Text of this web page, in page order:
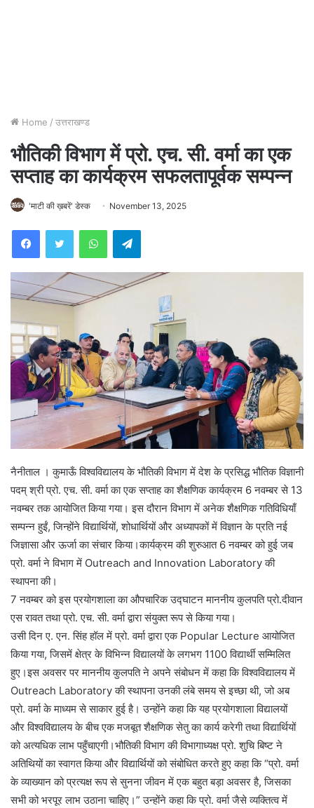
Home / उत्तराखण्ड
भौतिकी विभाग में प्रो. एच. सी. वर्मा का एक
सप्ताह का कार्यक्रम सफलतापूर्वक सम्पन्न
'माटी की ख़बरें' डेस्क November 13, 2025
WhatsAppTelegram
नैनीताल । कुमाऊँ विश्वविद्यालय के भौतिकी विभाग में देश के प्रसिद्ध भौतिक विज्ञानी
पदम् श्री प्रो. एच. सी. वर्मा का एक सप्ताह का शैक्षणिक कार्यक्रम 6 नवम्बर से 13
नवम्बर तक आयोजित किया गया। इस दौरान विभाग में अनेक शैक्षणिक गतिविधियाँ
सम्पन्न हुईं, जिन्होंने विद्यार्थियों, शोधार्थियों और अध्यापकों में विज्ञान के प्रति नई
जिज्ञासा और ऊर्जा का संचार किया।कार्यक्रम की शुरुआत 6 नवम्बर को हुई जब
प्रो. वर्मा ने विभाग में Outreach and Innovation Laboratory की
स्थापना की।
7 नवम्बर को इस प्रयोगशाला का औपचारिक उद्घाटन माननीय कुलपति प्रो.दीवान
एस रावत तथा प्रो. एच. सी. वर्मा द्वारा संयुक्त रूप से किया गया।
उसी दिन ए. एन. सिंह हॉल में प्रो. वर्मा द्वारा एक Popular Lecture आयोजित
किया गया, जिसमें क्षेत्र के विभिन्न विद्यालयों के लगभग 1100 विद्यार्थी सम्मिलित
हुए।इस अवसर पर माननीय कुलपति ने अपने संबोधन में कहा कि विश्वविद्यालय में
Outreach Laboratory की स्थापना उनकी लंबे समय से इच्छा थी, जो अब
प्रो. वर्मा के माध्यम से साकार हुई है। उन्होंने कहा कि यह प्रयोगशाला विद्यालयों
और विश्वविद्यालय के बीच एक मजबूत शैक्षणिक सेतु का कार्य करेगी तथा विद्यार्थियों
को अत्यधिक लाभ पहुँचाएगी।भौतिकी विभाग की विभागाध्यक्ष प्रो. शुचि बिष्ट ने
अतिथियों का स्वागत किया और विद्यार्थियों को संबोधित करते हुए कहा कि “प्रो. वर्मा
के व्याख्यान को प्रत्यक्ष रूप से सुनना जीवन में एक बहुत बड़ा अवसर है, जिसका
सभी को भरपूर लाभ उठाना चाहिए।” उन्होंने कहा कि प्रो. वर्मा जैसे व्यक्तित्व में